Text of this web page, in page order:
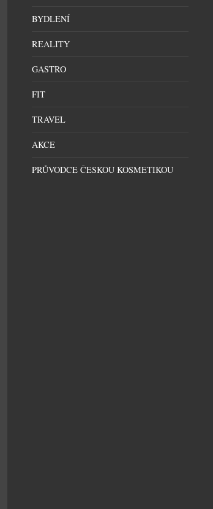
BYDLENÍ
REALITY
GASTRO
FIT
TRAVEL
AKCE
PRŮVODCE ČESKOU KOSMETIKOU